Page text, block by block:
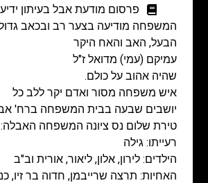
פרסום מודעת אבל בעיתון
המשפחה מודיעה בצער רב ובכאב
הבעל, האב והאח היקר
עמיקם (עמי) מדואל ז"ל
שהיה אהוב על כולם.
איש משפחה מסור ואדם יקר ללב כל
יושבים שבעה בבית המשפחה
טירת שלום נס ציונה המשפחה האבלה:
רעייתו: גילה
הילדים: לירון, אלון, ליאור, אורית וב"ב
האחיות: תרצה שרייבמן, חדוה בר זיו,